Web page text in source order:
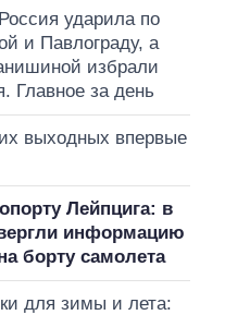
Россия ударила по
и Павлограду, а
избрали
Главное за день
выходных впервые
Лейпцига: в
информацию
борту самолета
для зимы и лета: